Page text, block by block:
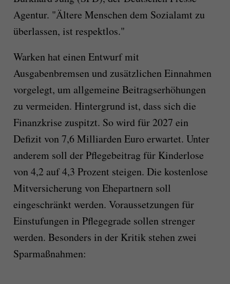
Agentur. "Ältere Menschen dem Sozialamt zu
überlassen, ist respektlos."
Warken hat einen Entwurf mit
Ausgabenbremsen und zusätzlichen Einnahmen
vorgelegt, um allgemeine Beitragserhöhungen
zu vermeiden. Hintergrund ist, dass sich die
Finanzkrise zuspitzt. So wird für 2027 ein
Defizit von 7,6 Milliarden Euro erwartet. Unter
anderem soll der Pflegebeitrag für Kinderlose
von 4,2 auf 4,3 Prozent steigen. Die kostenlose
Mitversicherung von Ehepartnern soll
eingeschränkt werden. Voraussetzungen für
Einstufungen in Pflegegrade sollen strenger
werden. Besonders in der Kritik stehen zwei
Sparmaßnahmen: